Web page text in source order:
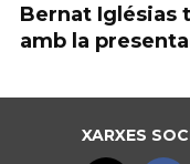
Bernat Iglésias
amb la
XARXES